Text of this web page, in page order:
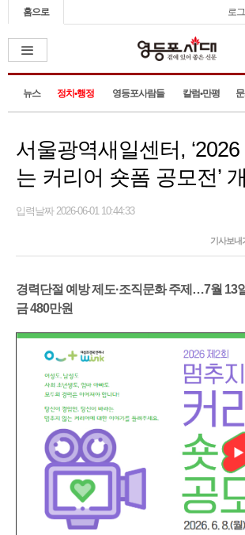
홈으로 로
뉴스 정치•행정 영등포사람들 칼럼•만평
서울광역새일센터,
는 커리어 숏폼 공모전’
입력날짜 2026-06-01 10:44:33
기사보내
경력단절 예방 제도·조직문화 주제…7월 13
금 480만원